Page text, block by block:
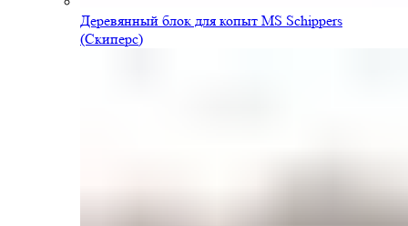
Деревянный блок для копыт MS Schippers
(Скиперс)